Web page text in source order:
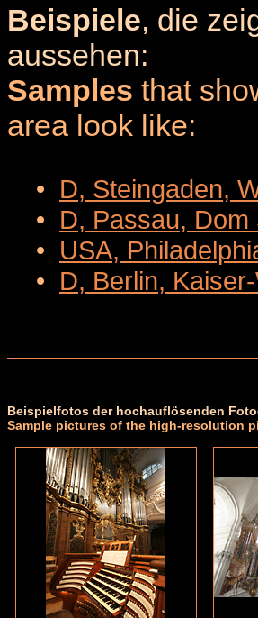
Beispiele, die
aussehen:
Samples that
area look like:
• D, Steingaden,
• D, Passau, Dom
• USA,
• D, Berlin,
Beispielfotos der hochauflösenden
Sample pictures of the high-resolution